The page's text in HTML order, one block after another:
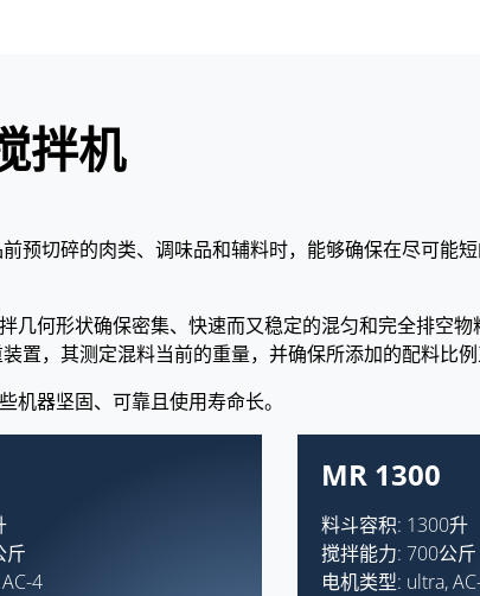
拌机
预切碎的肉类、调味品和辅料时，能够确保在尽可能
何形状确保密集、快速而又稳定的混匀和完全排空
，其测定混料当前的重量，并确保所添加的配料比例
器坚固、可靠且使用寿命长。
斤
4
MR 1300
料斗容积: 1300升
搅拌能力: 700公斤
电机类型: ultra,